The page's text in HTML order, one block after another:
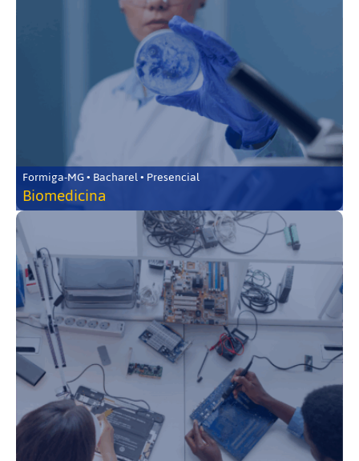
Formiga-MG • Bacharel • Presencial
Biomedicina